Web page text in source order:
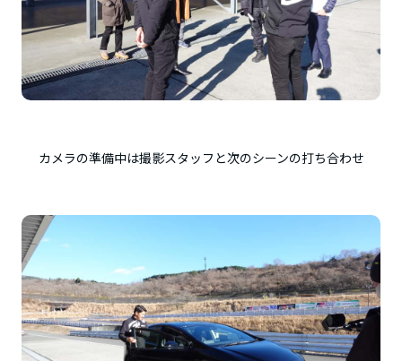
カメラの準備中は撮影スタッフと次のシーンの打ち合わせ